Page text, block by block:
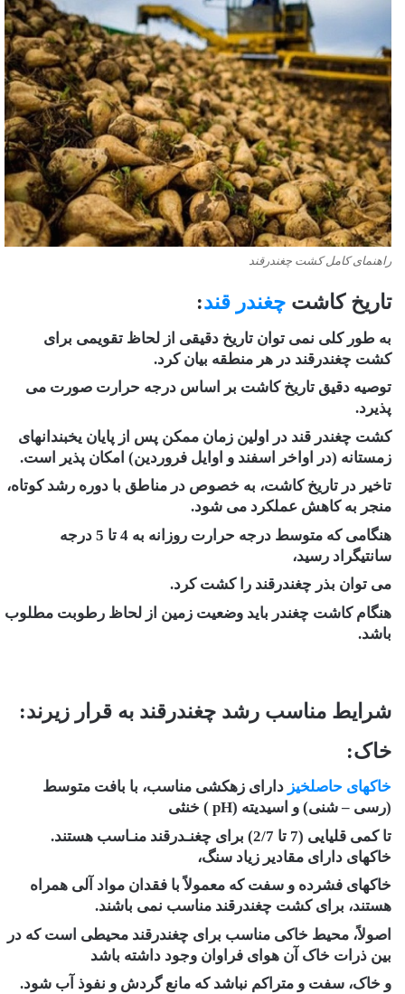
راهنمای کامل کشت چغندرقند
تاریخ کاشت چغندر قند:
به طور کلی نمی توان تاریخ دقیقی از لحاظ تقویمی برای
کشت چغندرقند در هر منطقه بیان کرد.
توصیه دقیق تاریخ کاشت بر اساس درجه حرارت صورت می
پذیرد.
کشت چغندر قند در اولین زمان ممکن پس از پایان یخبندانهای
زمستانه (در اواخر اسفند و اوایل فروردین) امکان پذیر است.
تاخیر در تاریخ کاشت، به خصوص در مناطق با دوره رشد کوتاه،
منجر به کاهش عملکرد می شود.
هنگامی که متوسط درجه حرارت روزانه به 4 تا 5 درجه
سانتیگراد رسید،
می توان بذر چغندرقند را کشت کرد.
هنگام کاشت چغندر باید وضعیت زمین از لحاظ رطوبت مطلوب
باشد.
شرایط مناسب رشد چغندرقند به قرار زیرند:
خاک:
خاکهای حاصلخیز دارای زهکشی مناسب، با بافت متوسط
(رسی – شنی) و اسیدیته (pH ) خنثی
تا کمی قلیایی (7 تا 2/7) برای چغنـدرقند منـاسب هستند.
خاکهای دارای مقادیر زیاد سنگ،
خاکهای فشرده و سفت که معمولاً با فقدان مواد آلی همراه
هستند، برای کشت چغندرقند مناسب نمی باشند.
اصولاً، محیط خاکی مناسب برای چغندرقند محیطی است که در
بین ذرات خاک آن هوای فراوان وجود داشته باشد
و خاک، سفت و متراکم نباشد که مانع گردش و نفوذ آب شود.